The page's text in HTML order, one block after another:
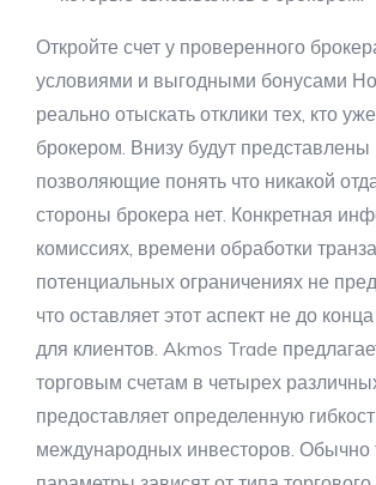
Откройте счет у проверенного
условиями и выгодными бонусами
реально отыскать отклики тех, кто
брокером. Внизу будут
позволяющие понять что никакой
стороны брокера нет. Конкретная
комиссиях, времени обработки
потенциальных ограничениях не
что оставляет этот аспект не до
для клиентов. Akmos Trade
торговым счетам в четырех
предоставляет определенную
международных инвесторов. Обычно